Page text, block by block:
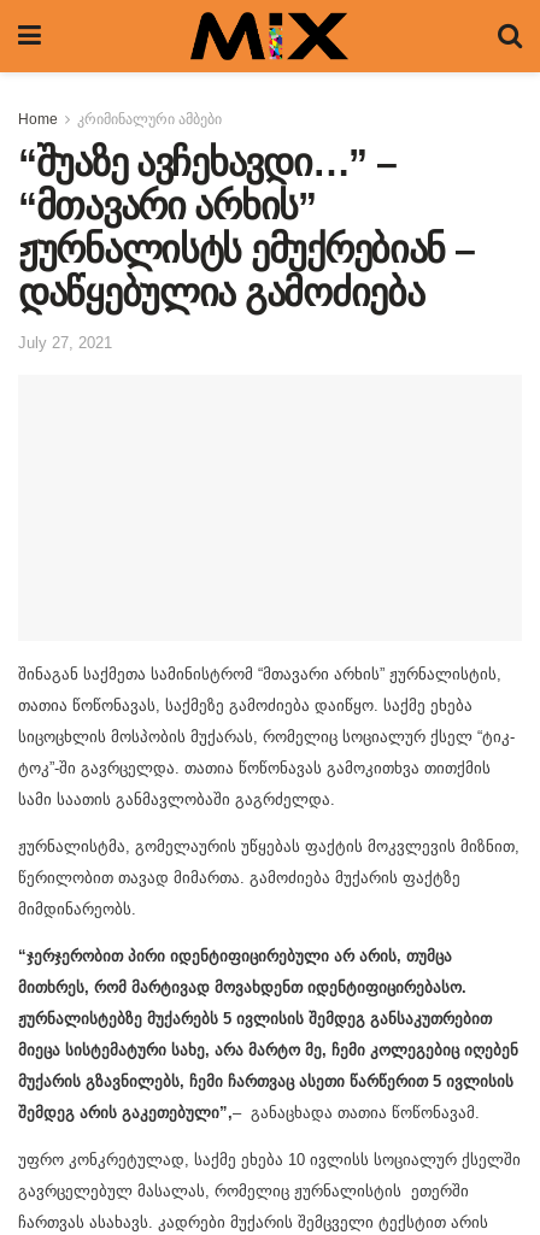
Home კრიმინალური ამბები
“შუაზე ავჩეხავდი…” –
“მთავარი არხის”
ჟურნალისტს ემუქრებიან –
დაწყებულია გამოძიება
July 27, 2021
შინაგან საქმეთა სამინისტრომ “მთავარი არხის” ჟურნალისტის,
თათია წოწონავას, საქმეზე გამოძიება დაიწყო. საქმე ეხება
სიცოცხლის მოსპობის მუქარას, რომელიც სოციალურ ქსელ “ტიკ-
ტოკ”-ში გავრცელდა. თათია წოწონავას გამოკითხვა თითქმის
სამი საათის განმავლობაში გაგრძელდა.
ჟურნალისტმა, გომელაურის უწყებას ფაქტის მოკვლევის მიზნით,
წერილობით თავად მიმართა. ​გამოძიება მუქარის ფაქტზე
მიმდინარეობს.
“ჯერჯერობით პირი იდენტიფიცირებული არ არის, თუმცა
მითხრეს, რომ მარტივად მოვახდენთ იდენტიფიცირებასო.
ჟურნალისტებზე მუქარებს 5 ივლისის შემდეგ განსაკუთრებით
მიეცა სისტემატური სახე, არა მარტო მე, ჩემი კოლეგებიც იღებენ
მუქარის გზავნილებს, ჩემი ჩართვაც ასეთი წარწერით 5 ივლისის
შემდეგ არის გაკეთებული”,– განაცხადა თათია წოწონავამ.
უფრო კონკრეტულად, საქმე ეხება 10 ივლისს სოციალურ ქსელში
გავრცელებულ მასალას, რომელიც ჟურნალისტის ეთერში
ჩართვას ასახავს. კადრები მუქარის შემცველი ტექსტით არის